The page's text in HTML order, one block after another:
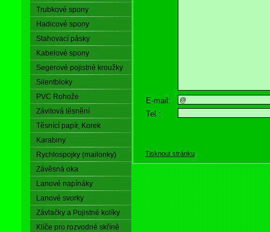
Trubkové spony
Hadicové spony
Stahovací pásky
Kabelové spony
Segerové pojistné kroužky
Silentbloky
PVC Rohože
Závitová těsnění
Těsnící papír, Korek
Karabiny
Rychlospojky (mailonky)
Závěsná oka
Lanové napínáky
Lanové svorky
Závlačky a Pojistné kolíky
Klíče pro rozvodné skříně
E-mail:
Tel.:
Tisknout stránku